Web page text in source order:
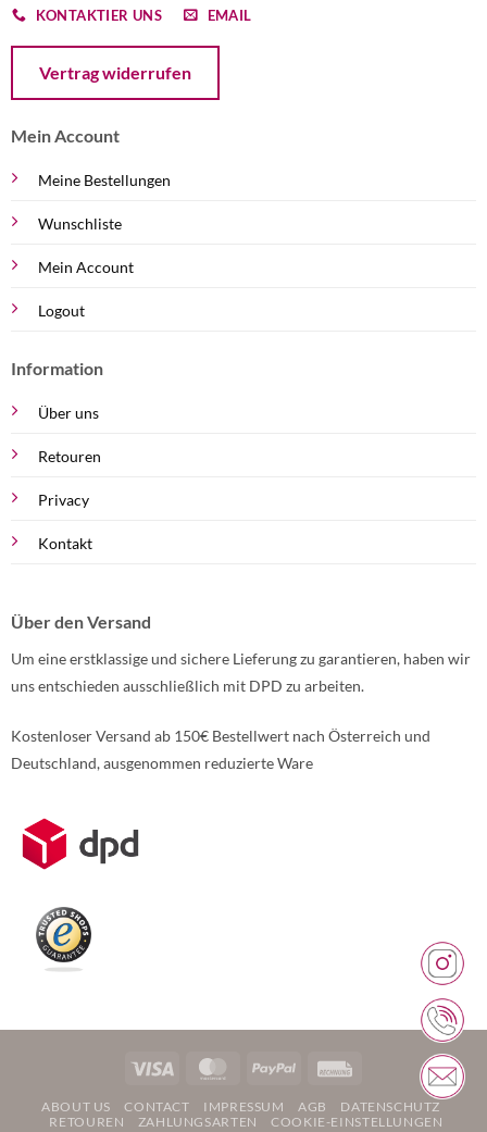
KONTAKTIER UNS EMAIL
Vertrag widerrufen
Mein Account
Meine Bestellungen
Wunschliste
Mein Account
Logout
Information
Über uns
Retouren
Privacy
Kontakt
Über den Versand
Um eine erstklassige und sichere Lieferung zu garantieren, haben wir
uns entschieden ausschließlich mit DPD zu arbeiten.
Kostenloser Versand ab 150€ Bestellwert nach Österreich und
Deutschland, ausgenommen reduzierte Ware
Weitere Informationen über den gesperrten Inhalt.
Visa MasterCardPayPal
ABOUT US CONTACT IMPRESSUM AGB
DATENSCHUTZ
RETOUREN
ZAHLUNGSARTEN COOKIE-EINSTELLUNGEN